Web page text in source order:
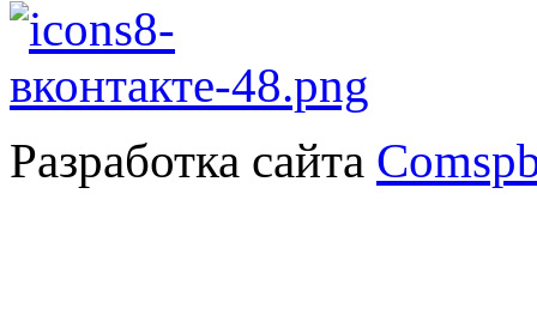
Разработка сайта